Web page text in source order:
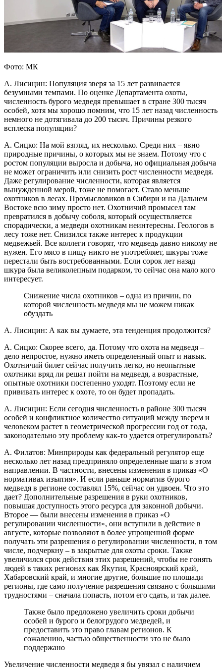
Фото: МК
А. Лисицин: Популяция зверя за 15 лет развивается
безумными темпами. По оценке Департамента охоты,
численность бурого медведя превышает в стране 300 тысяч
особей, хотя мы хорошо помним, что 15 лет назад численность
немного не дотягивала до 200 тысяч. Причины резкого
всплеска популяции?
А. Сицко: На мой взгляд, их несколько. Среди них – явно
природные причины, о которых мы не знаем. Потому что с
ростом популяции выросла и добыча, но официальная добыча
не может ограничить или снизить рост численности медведя.
Даже регулирование численности, которая является
вынужденной мерой, тоже не помогает. Стало меньше
охотников в лесах. Промысловиков в Сибири и на Дальнем
Востоке всю зиму просто нет. Охотничий промысел там
превратился в добычу соболя, который осуществляется
спорадически, а медведи охотникам неинтересны. Геологов в
лесу тоже нет. Снизился также интерес к продукции
медвежьей. Все коллеги говорят, что медведь давно никому не
нужен. Его мясо в пищу никто не употребляет, шкуры тоже
перестали быть востребованными. Если сорок лет назад
шкура была великолепным подарком, то сейчас она мало кого
интересует.
Снижение числа охотников – одна из причин, по
которой численность медведя мы не можем никак
обуздать
А. Лисицин: А как вы думаете, эта тенденция продолжится?
А. Сицко: Скорее всего, да. Потому что охота на медведя –
дело непростое, нужно иметь определенный опыт и навык.
Охотничий билет сейчас получить легко, но неопытные
охотники вряд ли решат пойти на медведя, а возрастные,
опытные охотники постепенно уходят. Поэтому если не
прививать интерес к охоте, то он будет пропадать.
А. Лисицин: Если сегодня численность в районе 300 тысяч
особей и конфликтное количество ситуаций между зверем и
человеком растет в геометрической прогрессии год от года,
законодательно эту проблему как-то удается отрегулировать?
А. Филатов: Минприроды как федеральный регулятор еще
несколько лет назад предприняло определенные шаги в этом
направлении. В частности, внесены изменения в приказ «О
нормативах изъятия». И если раньше норматив бурого
медведя в регионе составлял 15%, сейчас он удвоен. Что это
дает? Дополнительные разрешения в руки охотников,
повышая доступность этого ресурса для законной добычи.
Второе — были внесены изменения в приказ «О
регулировании численности», они вступили в действие в
августе, которые позволяют в более упрощенной форме
получать эти разрешения о регулировании численности, в том
числе, подчеркну – в закрытые для охоты сроки. Также
увеличился срок действия этих разрешений, чтобы не гонять
людей в таких регионах как Якутия, Красноярский край,
Хабаровский край, и многие другие, большие по площади
регионы, где само получение разрешения связано с большими
трудностями – сначала попасть, потом его сдать, и так далее.
Также было предложено увеличить сроки добычи
особей и бурого и белогрудого медведей, и
предоставить это право главам регионов. К
сожалению, частью общественности это не было
поддержано
Увеличение численности медведя я бы увязал с наличием